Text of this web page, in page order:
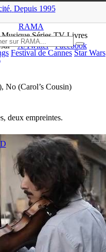
. Depuis 1995
RAMA
Musique SériesTVLivres
Festival de Cannes Star Wars
X/Twitter
Facebook
No (Carol’s Cousin)
deux empreintes.